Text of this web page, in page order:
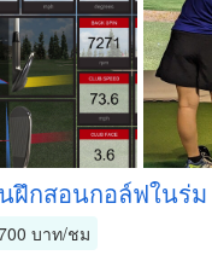
ฝึกสอนกอล์ฟในร่ม
บาท/ชม